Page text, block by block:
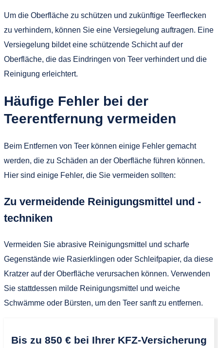
Um die Oberfläche zu schützen und zukünftige Teerflecken
zu verhindern, können Sie eine Versiegelung auftragen. Eine
Versiegelung bildet eine schützende Schicht auf der
Oberfläche, die das Eindringen von Teer verhindert und die
Reinigung erleichtert.
Häufige Fehler bei der
Teerentfernung vermeiden
Beim Entfernen von Teer können einige Fehler gemacht
werden, die zu Schäden an der Oberfläche führen können.
Hier sind einige Fehler, die Sie vermeiden sollten:
Zu vermeidende Reinigungsmittel und -
techniken
Vermeiden Sie abrasive Reinigungsmittel und scharfe
Gegenstände wie Rasierklingen oder Schleifpapier, da diese
Kratzer auf der Oberfläche verursachen können. Verwenden
Sie stattdessen milde Reinigungsmittel und weiche
Schwämme oder Bürsten, um den Teer sanft zu entfernen.
Bis zu 850 € bei Ihrer KFZ-Versicherung